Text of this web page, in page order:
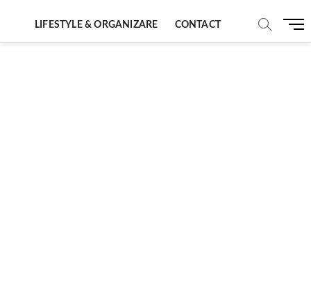
LIFESTYLE & ORGANIZARE CONTACT
M